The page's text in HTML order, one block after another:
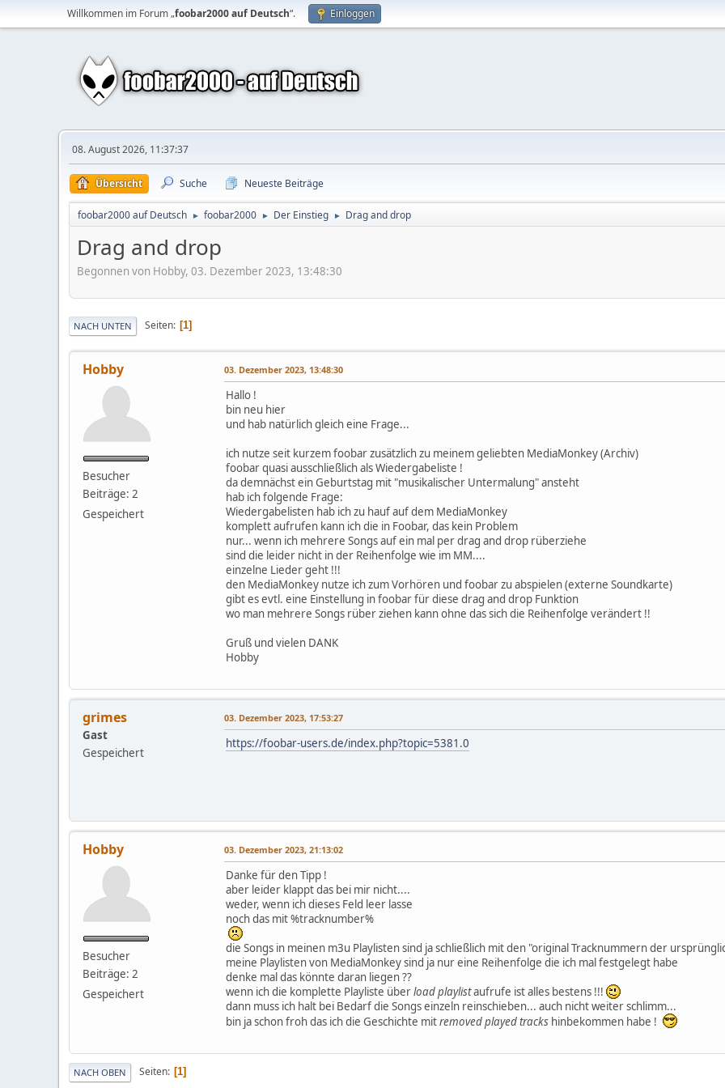
Willkommen im Forum „foobar2000 auf Deutsch“. Einloggen
08. August 2026, 11:37:37
Übersicht Suche Neueste Beiträge
foobar2000 auf Deutsch ► foobar2000 ► Der Einstieg ► Drag and drop
Drag and drop
Begonnen von Hobby, 03. Dezember 2023, 13:48:30
NACH UNTEN Seiten 1
Hobby
Besucher
Beiträge: 2
Gespeichert
03. Dezember 2023, 13:48:30
Hallo !
bin neu hier
und hab natürlich gleich eine Frage...
ich nutze seit kurzem foobar zusätzlich zu meinem geliebten MediaMonkey (Archiv)
foobar quasi ausschließlich als Wiedergabeliste !
da demnächst ein Geburtstag mit "musikalischer Untermalung" ansteht
hab ich folgende Frage:
Wiedergabelisten hab ich zu hauf auf dem MediaMonkey
komplett aufrufen kann ich die in Foobar, das kein Problem
nur... wenn ich mehrere Songs auf ein mal per drag and drop rüberziehe
sind die leider nicht in der Reihenfolge wie im MM....
einzelne Lieder geht !!!
den MediaMonkey nutze ich zum Vorhören und foobar zu abspielen (externe Soundkarte)
gibt es evtl. eine Einstellung in foobar für diese drag and drop Funktion
wo man mehrere Songs rüber ziehen kann ohne das sich die Reihenfolge verändert !!
Gruß und vielen DANK
Hobby
grimes
Gast
Gespeichert
03. Dezember 2023, 17:53:27
https://foobar-users.de/index.php?topic=5381.0
Hobby
Besucher
Beiträge: 2
Gespeichert
03. Dezember 2023, 21:13:02
Danke für den Tipp !
aber leider klappt das bei mir nicht....
weder, wenn ich dieses Feld leer lasse
noch das mit %tracknumber%
die Songs in meinen m3u Playlisten sind ja schließlich mit den "original Tracknummern der
meine Playlisten von MediaMonkey sind ja nur eine Reihenfolge die ich mal festgelegt habe
denke mal das könnte daran liegen ??
wenn ich die komplette Playliste überload playlistaufrufe ist alles bestens !!!
dann muss ich halt bei Bedarf die Songs einzeln reinschieben... auch nicht weiter schlimm...
bin ja schon froh das ich die Geschichte mitremoved played tracks hinbekommen habe !
NACH OBEN Seiten 1